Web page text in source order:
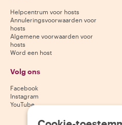
Helpcentrum voor hosts
Annuleringsvoorwaarden voor
hosts
Algemene voorwaarden voor
hosts
Word een host
Volg ons
Facebook
Instagram
YouTube